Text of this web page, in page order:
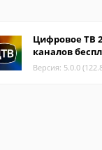
Цифровое ТВ
каналов
Версия: 5.0.0